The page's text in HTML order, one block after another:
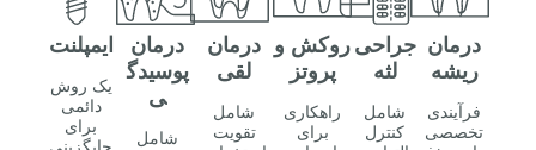
درمان
ریشه
فرآیندی
تخصصی
جراحی
لثه
شامل
کنترل
روکش و
پروتز
راهکاری
برای
درمان
لقی
شامل
تقویت
درمان
پوسیدگ
ی
شامل
ایمپلنت
یک روش
دائمی
برای